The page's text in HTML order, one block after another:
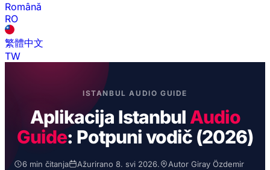
Română
RO
繁體中文
TW
ISTANBUL AUDIO GUIDE
Aplikacija Istanbul Audio
Guide: Potpuni vodič (2026)
6 min čitanja Ažurirano 8. svi 2026. Autor Giray Özdemir